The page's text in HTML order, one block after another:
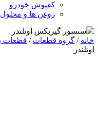
کفپوش خودرو
روغن ها و محلول
خانه / گروه قطعات / قطعات
اوتلندر